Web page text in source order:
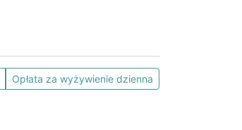
Opłata za wyżywienie dzienna